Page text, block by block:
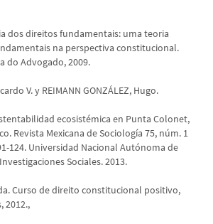
dos direitos fundamentais: uma teoria
na perspectiva constitucional.
do Advogado, 2009.
V. y REIMANN GONZÁLEZ, Hugo.
ecosistémica en Punta Colonet,
Revista Mexicana de Sociología 75, núm. 1
124. Universidad Nacional Autónoma de
Sociales. 2013.
Curso de direito constitucional positivo,
2012.,